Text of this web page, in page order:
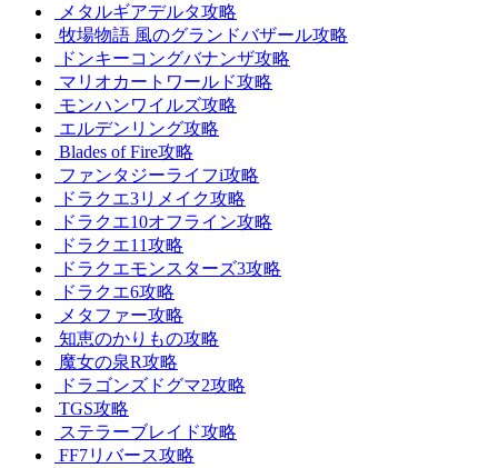
メタルギアデルタ攻略
牧場物語 風のグランドバザール攻略
ドンキーコングバナンザ攻略
マリオカートワールド攻略
モンハンワイルズ攻略
エルデンリング攻略
Blades of Fire攻略
ファンタジーライフi攻略
ドラクエ3リメイク攻略
ドラクエ10オフライン攻略
ドラクエ11攻略
ドラクエモンスターズ3攻略
ドラクエ6攻略
メタファー攻略
知恵のかりもの攻略
魔女の泉R攻略
ドラゴンズドグマ2攻略
TGS攻略
ステラーブレイド攻略
FF7リバース攻略